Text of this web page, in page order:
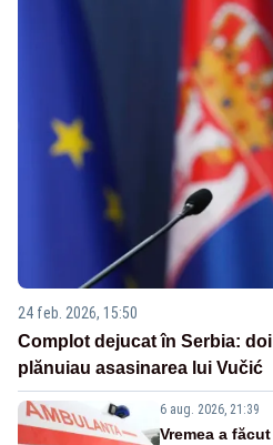
24 feb. 2026, 15:50
Complot dejucat în Serbia:
plănuiau asasinarea lui Vučić
6 aug. 2026, 21:39
Vremea a